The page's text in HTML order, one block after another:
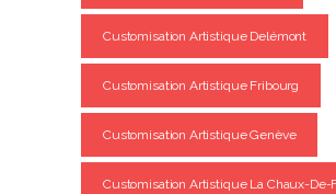
Customisation Artistique Delémont
Customisation Artistique Fribourg
Customisation Artistique Genève
Customisation Artistique La Chaux-De-